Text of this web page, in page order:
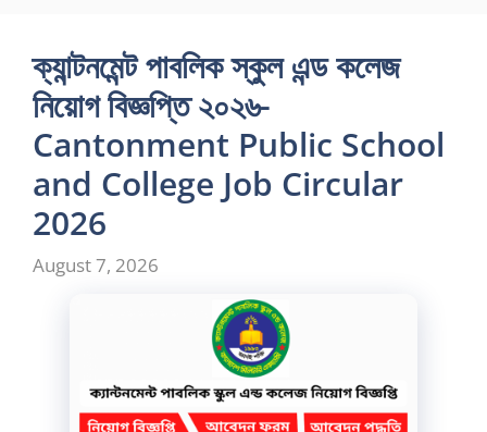
ক্যান্টনমেন্ট পাবলিক স্কুল এন্ড কলেজ
নিয়োগ বিজ্ঞপ্তি ২০২৬-
Cantonment Public School
and College Job Circular
2026
August 7, 2026